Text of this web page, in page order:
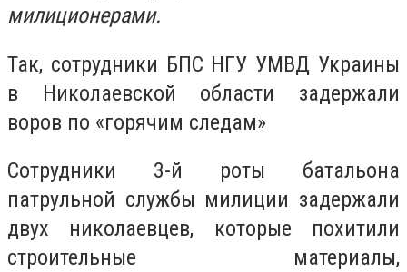
милиционерами.
Так, сотрудники БПС НГУ УМВД Украины
в Николаевской области задержали
воров по «горячим следам»
Сотрудники 3-й роты батальона
патрульной службы милиции задержали
двух николаевцев, которые похитили
строительные материалы,